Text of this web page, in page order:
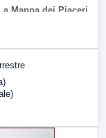
Mappa dei Piaceri